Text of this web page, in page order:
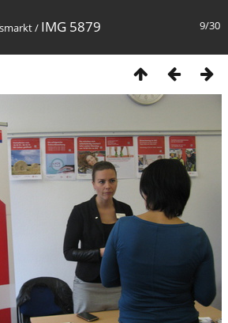
9/30
/ IMG 5879